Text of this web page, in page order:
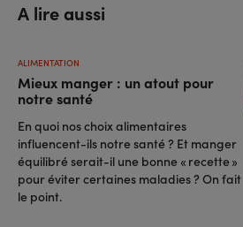
A lire aussi
Mieux manger : un atout pour
notre santé
ALIMENTATION
En quoi nos choix alimentaires
influencent-ils notre santé ? Et manger
équilibré serait-il une bonne « recette »
pour éviter certaines maladies ? On fait
le point.